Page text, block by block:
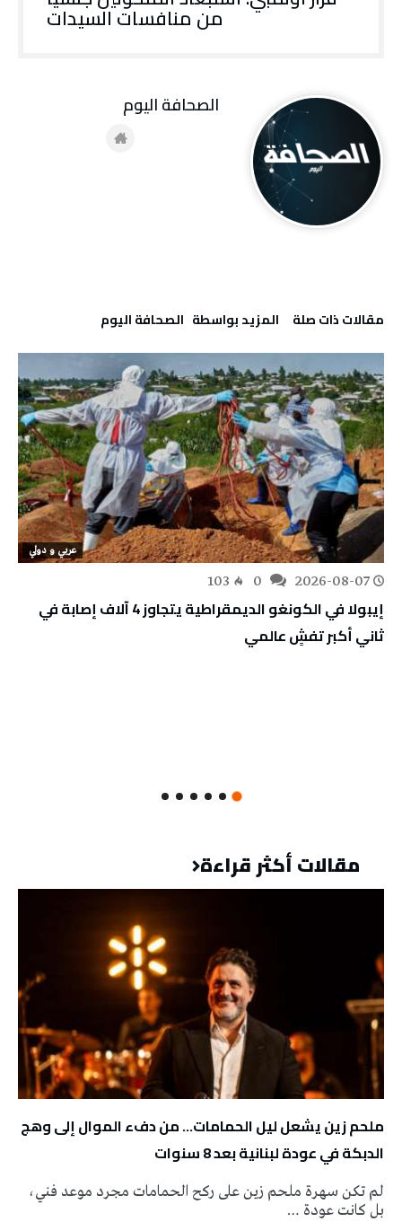
من منافسات السيدات
‫مقالات ذات صلة‬ ‫‫المزيد بواسطة‬ ‬ ‭ ‬الصحافة‭ ‬اليوم
عربي و دولي
2026-08-07
103
إيبولا في الكونغو الديمقراطية يتجاوز 4 آلاف إصابة في
ثاني أكبر تفشٍ عالمي
مقالات أكثر قراءة
ملحم زين يشعل ليل الحمامات… من دفء الموال إلى وهج
الدبكة في عودة لبنانية بعد 8 سنوات
لم تكن سهرة ملحم زين على ركح الحمامات مجرد موعد فني،
بل كانت عودة …